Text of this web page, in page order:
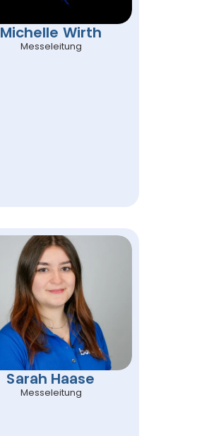
Michelle Wirth
Messeleitung
Sarah Haase
Messeleitung